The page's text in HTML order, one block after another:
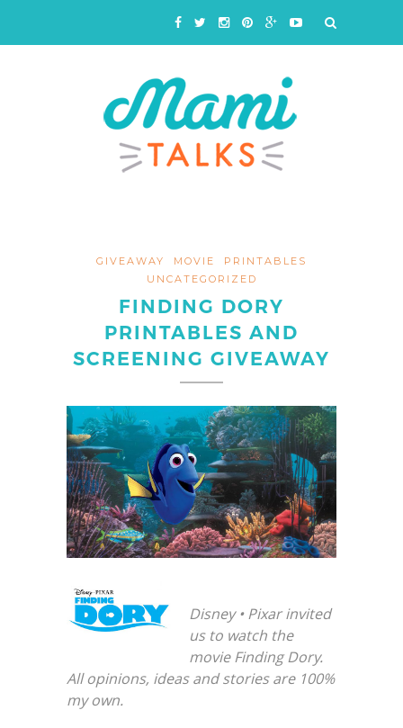
GIVEAWAY MOVIE
PRINTABLES
UNCATEGORIZED
FINDING DORY
PRINTABLES AND
SCREENING GIVEAWAY
Disney • Pixar invited
us to watch the
movie Finding Dory.
All opinions, ideas and stories are 100%
my own.